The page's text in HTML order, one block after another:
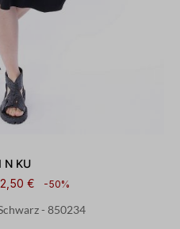
N KU
€ -50%
- 850234